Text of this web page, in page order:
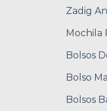
Zadig
Mochila
Bolsos
Bolso
Bolsos